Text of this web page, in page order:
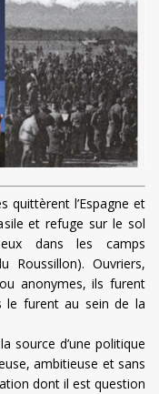
quittèrent l’Espagne et
et refuge sur le sol
dans les camps
Roussillon). Ouvriers,
anonymes, ils furent
le furent au sein de la
source d’une politique
ambitieuse et sans
dont il est question